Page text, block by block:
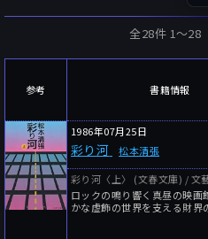
読者数
年代
年代と月の範囲
先月以降
～
全28件 1〜
参考 書籍情報
1986年07月25日
彩り河 松本清張
彩り河〈上〉 (文春文庫) / 文
ロックの鳴り響く真昼の映
かな虚飾の世界を支える財界